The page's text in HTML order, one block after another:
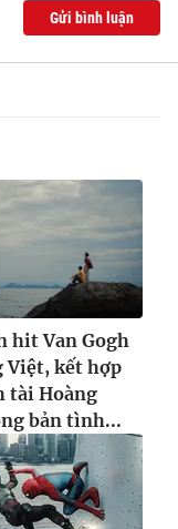
Gửi bình luận
hit Van Gogh
Việt, kết hợp
tài Hoàng
bản tình...